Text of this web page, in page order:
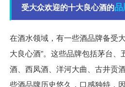
受大众欢迎的十大良心酒的
在酒水领域，有一些酒品牌备受
大良心酒”。这些品牌包括茅台
酒、西凤酒、洋河大曲、古井贡
些酒品牌历史悠久，口感独特，